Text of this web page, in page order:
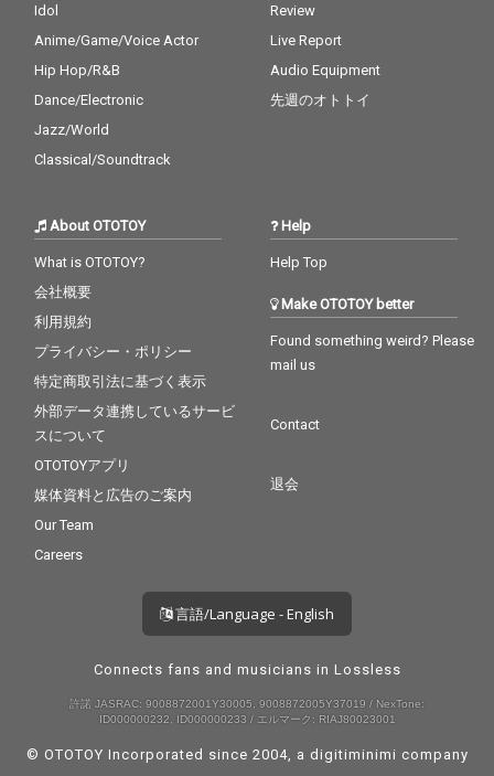
Idol
Anime/Game/Voice Actor
Hip Hop/R&B
Dance/Electronic
Jazz/World
Classical/Soundtrack
Review
Live Report
Audio Equipment
先週のオトトイ
About OTOTOY
What is OTOTOY?
会社概要
利用規約
プライバシー・ポリシー
特定商取引法に基づく表示
外部データ連携しているサービ
スについて
OTOTOYアプリ
媒体資料と広告のご案内
Our Team
Careers
Help
Help Top
Make OTOTOY better
Found something weird? Please
mail us
Contact
退会
言語/Language - English
Connects fans and musicians in Lossless
許諾 JASRAC: 9008872001Y30005, 9008872005Y37019 / NexTone:
ID000000232, ID000000233 / エルマーク: RIAJ80023001
© OTOTOY Incorporated since 2004, a digitiminimi company